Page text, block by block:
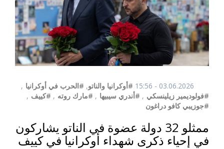
03.06.2026 - 15:56 #أوكرانيا والناتو, #الحرب في أوكرانيا ,
#فولوديمير زيلينسكي , #أندري سيبيها , #مارك روته , #كييف ,
#جوزيبي كافو دراغون
ممثلو 32 دولة عضوة في الناتو يشاركون
في إحياء ذكرى شهداء أوكرانيا في كييف